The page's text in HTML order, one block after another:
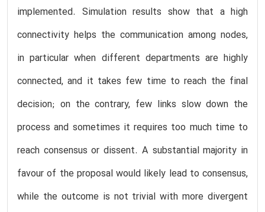
implemented. Simulation results show that a high
connectivity helps the communication among nodes,
in particular when different departments are highly
connected, and it takes few time to reach the final
decision; on the contrary, few links slow down the
process and sometimes it requires too much time to
reach consensus or dissent. A substantial majority in
favour of the proposal would likely lead to consensus,
while the outcome is not trivial with more divergent